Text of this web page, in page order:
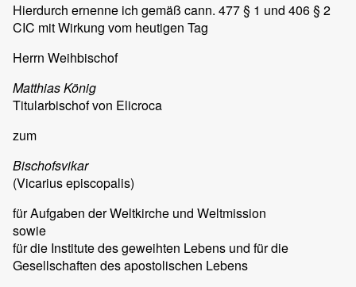
Hierdurch ernenne ich gemäß cann. 477 § 1 und 406 § 2
CIC mit Wirkung vom heutigen Tag
Herrn Weihbischof
Matthias König
Titularbischof von Elicroca
zum
Bischofsvikar
(Vicarius episcopalis)
für Aufgaben der Weltkirche und Weltmission
sowie
für die Institute des geweihten Lebens und für die
Gesellschaften des apostolischen Lebens